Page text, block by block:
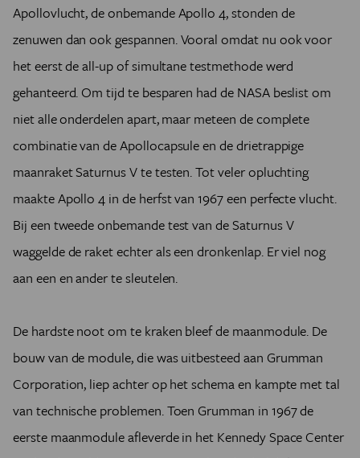
Apollovlucht, de onbemande Apollo 4, stonden de
zenuwen dan ook gespannen. Vooral omdat nu ook voor
het eerst de all-up of simultane testmethode werd
gehanteerd. Om tijd te besparen had de NASA beslist om
niet alle onderdelen apart, maar meteen de complete
combinatie van de Apollocapsule en de drietrappige
maanraket Saturnus V te testen. Tot veler opluchting
maakte Apollo 4 in de herfst van 1967 een perfecte vlucht.
Bij een tweede onbemande test van de Saturnus V
waggelde de raket echter als een dronkenlap. Er viel nog
aan een en ander te sleutelen.
De hardste noot om te kraken bleef de maanmodule. De
bouw van de module, die was uitbesteed aan Grumman
Corporation, liep achter op het schema en kampte met tal
van technische problemen. Toen Grumman in 1967 de
eerste maanmodule afleverde in het Kennedy Space Center